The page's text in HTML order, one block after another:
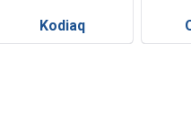
Kodiaq